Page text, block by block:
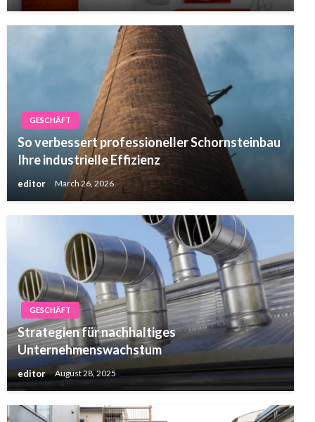
GESCHÄFT
So verbessert professioneller Schornsteinbau
Ihre industrielle Effizienz
editor March 26, 2026
GESCHÄFT
Strategien für nachhaltiges
Unternehmenswachstum
editor August 28, 2025